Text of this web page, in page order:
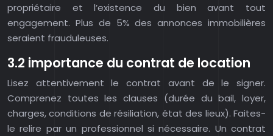
propriétaire et l’existence du bien avant tout
engagement. Plus de 5% des annonces immobilières
seraient frauduleuses.
3.2 importance du contrat de location
Lisez attentivement le contrat avant de le signer.
Comprenez toutes les clauses (durée du bail, loyer,
charges, conditions de résiliation, état des lieux). Faites-
le relire par un professionnel si nécessaire. Un contrat